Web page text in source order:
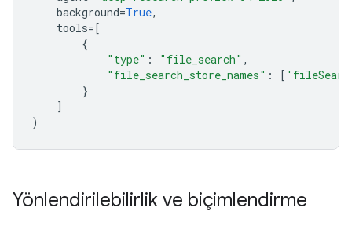
background=True,
tools=[
{
"type" : "file_search" ,
"file_search_store_names" : [
}
]
)
Yönlendirilebilirlik ve biçimlendirme